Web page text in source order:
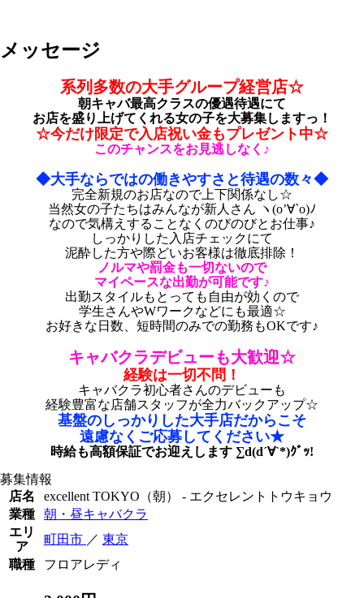
メッセージ
系列多数の大手グループ経営店☆
朝キャバ最高クラスの優遇待遇にて
お店を盛り上げてくれる女の子を大募集しますっ！
☆今だけ限定で入店祝い金もプレゼント中☆
このチャンスをお見逃しなく♪
◆大手ならではの働きやすさと待遇の数々◆
完全新規のお店なので上下関係なし☆
当然女の子たちはみんなが新人さん ヽ(o’∀`o)ﾉ
なので気構えすることなくのびのびとお仕事♪
しっかりした入店チェックにて
泥酔した方や際どいお客様は徹底排除！
ノルマや罰金も一切ないので
マイペースな出勤が可能です♪
出勤スタイルもとっても自由が効くので
学生さんやWワークなどにも最適☆
お好きな日数、短時間のみでの勤務もOKです♪
キャバクラデビューも大歓迎☆
経験は一切不問！
キャバクラ初心者さんのデビューも
経験豊富な店舗スタッフが全力バックアップ☆
基盤のしっかりした大手店だからこそ
遠慮なくご応募してください★
時給も高額保証でお迎えします ∑d(d´∀`*)ｸﾞｯ!
募集情報
店名
excellent TOKYO（朝） - エクセレントトウキョウ
業種
朝・昼キャバクラ
エリ
ア
町田市 ／ 東京
職種
フロアレディ